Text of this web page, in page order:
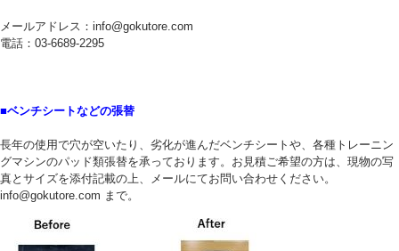
メールアドレス：info@gokutore.com
電話：03-6689-2295
■ベンチシートなどの張替
長年の使用で穴が空いたり、劣化が進んだベンチシートや、各種トレーニン
グマシンのパッド類張替を承っております。お見積ご希望の方は、現物の写
真とサイズを添付記載の上、メールにてお問い合わせください。
info@gokutore.com まで。